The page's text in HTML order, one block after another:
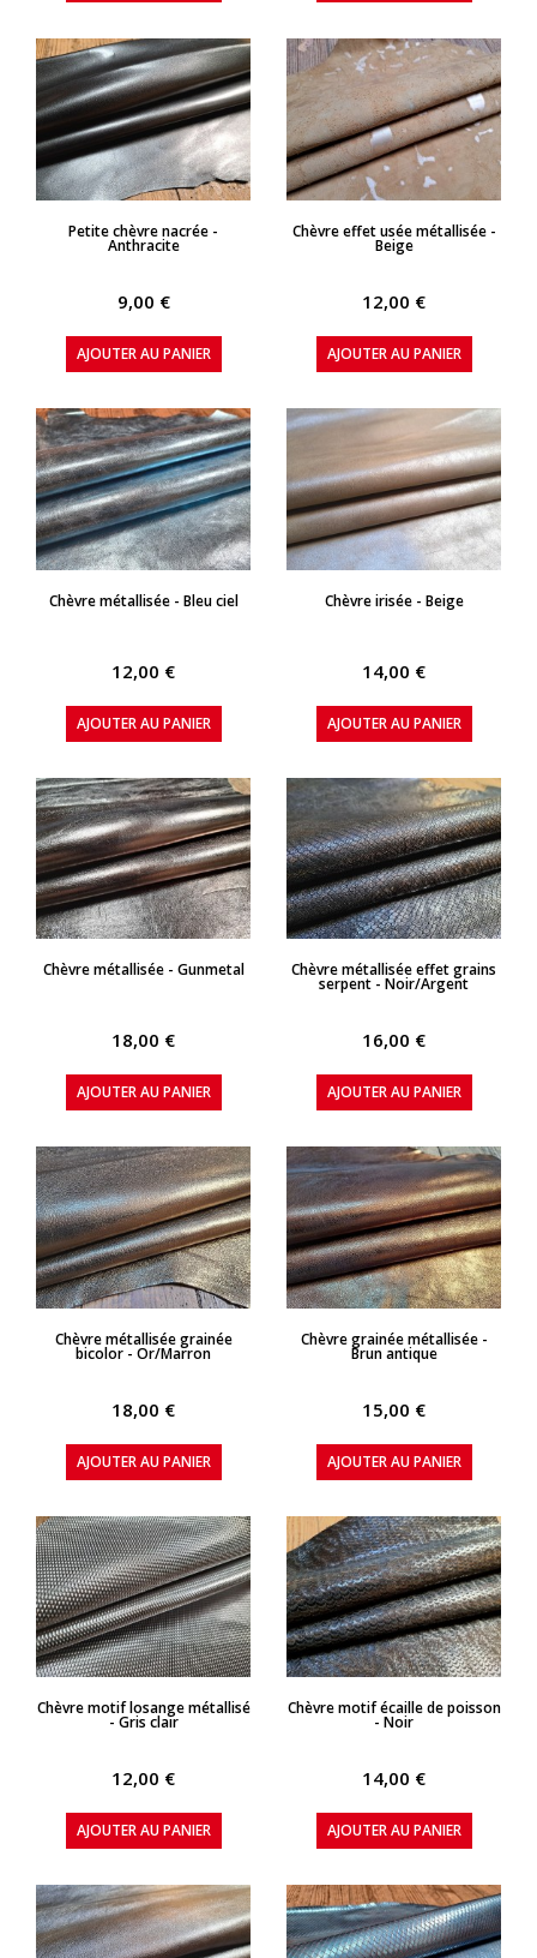
APERÇU RAPIDE
Petite chèvre nacrée -
Anthracite
9,00 €
AJOUTER AU PANIER
APERÇU RAPIDE
Chèvre effet usée métallisée -
Beige
12,00 €
AJOUTER AU PANIER
APERÇU RAPIDE
Chèvre métallisée - Bleu ciel
12,00 €
AJOUTER AU PANIER
APERÇU RAPIDE
Chèvre irisée - Beige
14,00 €
AJOUTER AU PANIER
APERÇU RAPIDE
Chèvre métallisée - Gunmetal
18,00 €
AJOUTER AU PANIER
APERÇU RAPIDE
Chèvre métallisée effet grains
serpent - Noir/Argent
16,00 €
AJOUTER AU PANIER
APERÇU RAPIDE
Chèvre métallisée grainée
bicolor - Or/Marron
18,00 €
AJOUTER AU PANIER
APERÇU RAPIDE
Chèvre grainée métallisée -
Brun antique
15,00 €
AJOUTER AU PANIER
APERÇU RAPIDE
Chèvre motif losange métallisé
- Gris clair
12,00 €
AJOUTER AU PANIER
APERÇU RAPIDE
Chèvre motif écaille de poisson
- Noir
14,00 €
AJOUTER AU PANIER